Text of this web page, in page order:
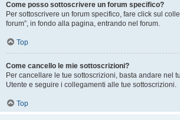
Come posso sottoscrivere un forum specifico?
Per sottoscrivere un forum specifico, fare click sul
forum”, in fondo alla pagina, entrando nel forum.
Top
Come cancello le mie sottoscrizioni?
Per cancellare le tue sottoscrizioni, basta andare nel
Utente e seguire i collegamenti alle tue sottoscrizioni.
Top